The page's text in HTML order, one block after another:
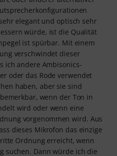
elegant und optisch sehr
würde, ist die Qualität
ist spürbar. Mit einem
verschwindet dieser
ich andere Ambisonics-
oder das Rode verwendet
haben, aber sie sind
wenn der Ton in
wird oder wenn eine
vorgenommen wird. Aus
dieses Mikrofon das einzige
Ordnung erreicht, wenn
suchen. Dann würde ich die